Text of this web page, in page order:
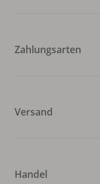
Zahlungsarten
Versand
Handel